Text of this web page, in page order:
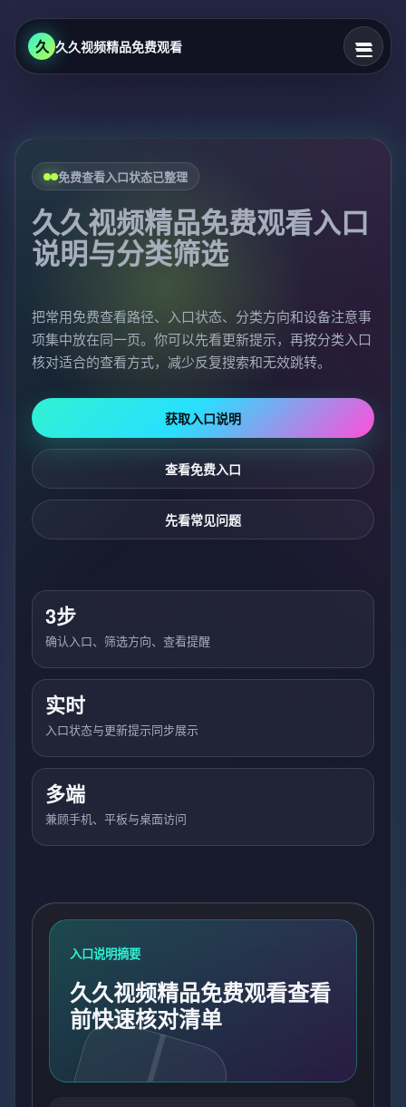
久 久久视频精品免费观看
免费查看入口状态已整理
久久视频精品免费观看入口
说明与分类筛选
把常用免费查看路径、入口状态、分类方向和设备注意事
项集中放在同一页。你可以先看更新提示，再按分类入口
核对适合的查看方式，减少反复搜索和无效跳转。
获取入口说明
查看免费入口
先看常见问题
3步
确认入口、筛选方向、查看提醒
实时
入口状态与更新提示同步展示
多端
兼顾手机、平板与桌面访问
入口说明摘要
久久视频精品免费观看查看
前快速核对清单